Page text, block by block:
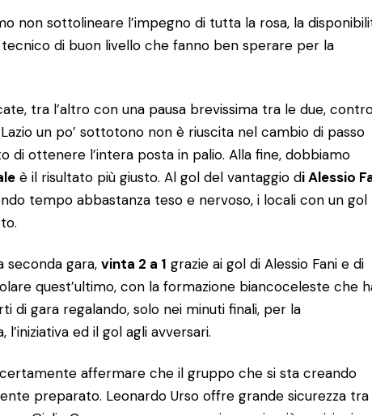
non sottolineare l’impegno di tutta la rosa, la
di buon livello che fanno ben sperare per la
tra l’altro con una pausa brevissima tra le due,
un po’ sottotono non è riuscita nel cambio di passo
di ottenere l’intera posta in palio. Alla fine, dobbiamo
è il risultato più giusto. Al gol del vantaggio di Alessio
tempo abbastanza teso e nervoso, i locali con un gol
seconda gara, vinta 2 a 1 grazie ai gol di Alessio Fani e di
quest’ultimo, con la formazione biancoceleste che
di gara regalando, solo nei minuti finali, per la
ed il gol agli avversari.
affermare che il gruppo che si sta creando
preparato. Leonardo Urso offre grande sicurezza tra